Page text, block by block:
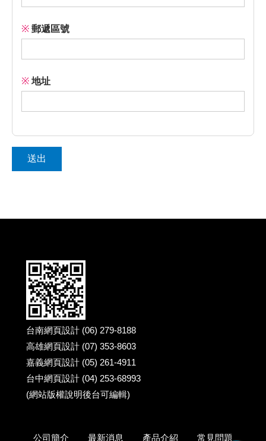
※ 郵遞區號
※ 地址
台南網頁設計 (06) 279-8188
高雄網頁設計 (07) 353-8603
嘉義網頁設計 (05) 261-4911
台中網頁設計 (04) 253-68993
(網站版權說明後台可編輯)
公司簡介 最新消息 產品介紹 常見問題